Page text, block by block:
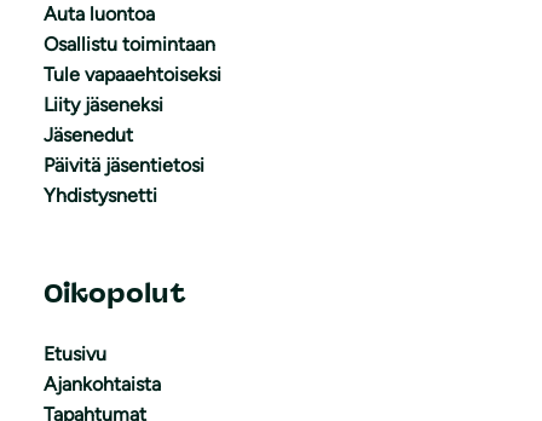
Auta luontoa
Osallistu toimintaan
Tule vapaaehtoiseksi
Liity jäseneksi
Jäsenedut
Päivitä jäsentietosi
Yhdistysnetti
Oikopolut
Etusivu
Ajankohtaista
Tapahtumat